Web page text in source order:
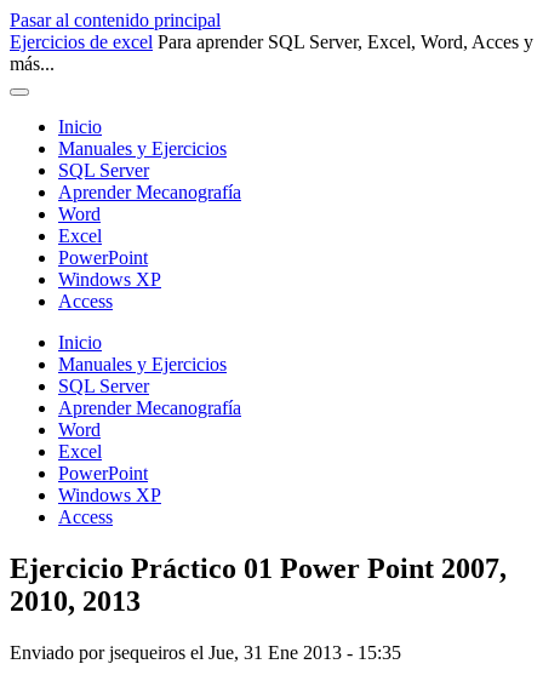
Pasar al contenido principal
Ejercicios de excel Para aprender SQL Server, Excel, Word, Acces y
más...
Inicio
Manuales y Ejercicios
SQL Server
Aprender Mecanografía
Word
Excel
PowerPoint
Windows XP
Access
Inicio
Manuales y Ejercicios
SQL Server
Aprender Mecanografía
Word
Excel
PowerPoint
Windows XP
Access
Ejercicio Práctico 01 Power Point 2007,
2010, 2013
Enviado porjsequeiros el Jue, 31 Ene 2013 - 15:35